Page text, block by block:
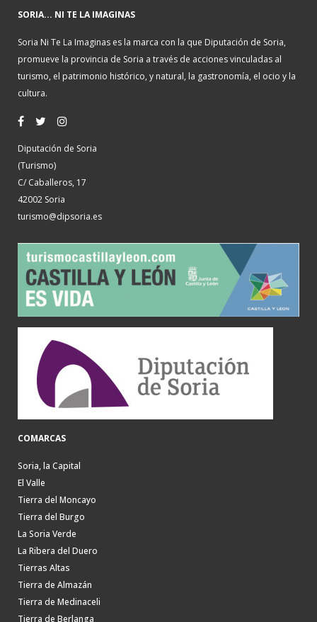
SORIA... NI TE LA IMAGINAS
Soria Ni Te La Imaginas es la marca con la que Diputación de Soria,
promueve la provincia de Soria a través de acciones vinculadas al
turismo, el patrimonio histórico, y natural, la gastronomía, el ocio y la
cultura.
Diputación de Soria
(Turismo)
C/ Caballeros, 17
42002 Soria
turismo@dipsoria.es
COMARCAS
Soria, la Capital
El Valle
Tierra del Moncayo
Tierra del Burgo
La Soria Verde
La Ribera del Duero
Tierras Altas
Tierra de Almazán
Tierra de Medinaceli
Tierra de Berlanga